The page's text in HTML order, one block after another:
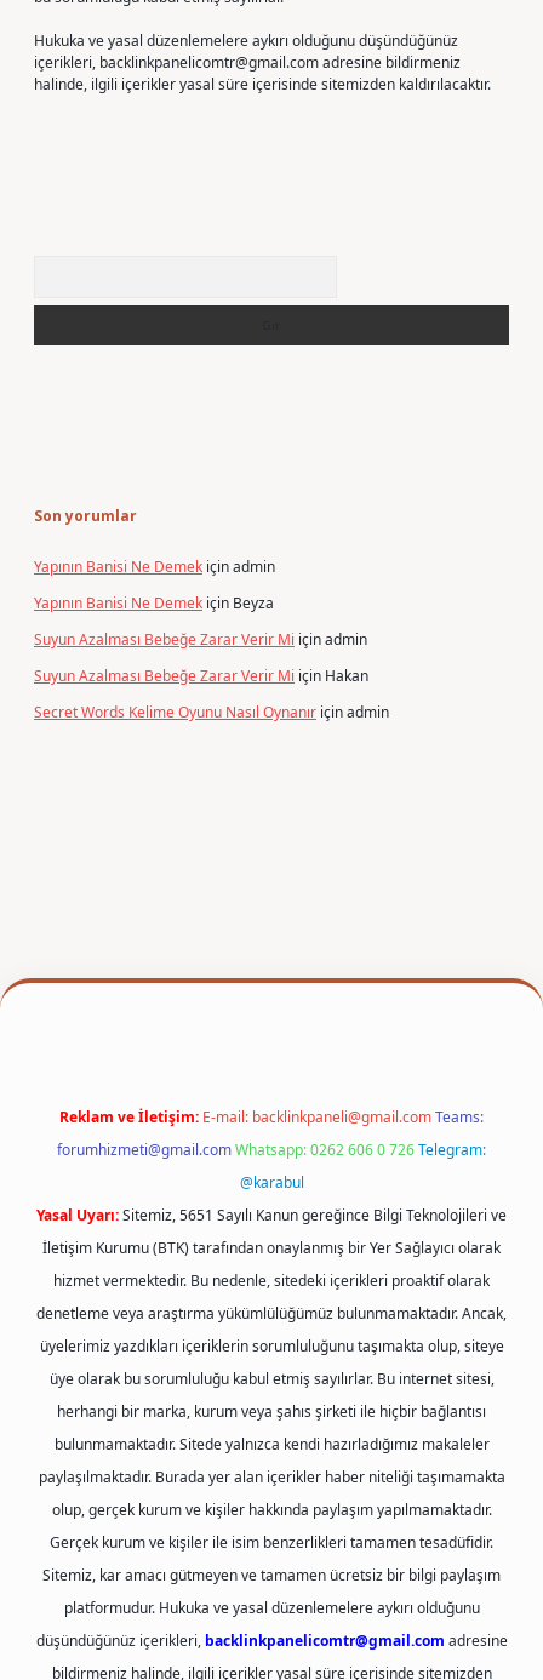
Hukuka ve yasal düzenlemelere aykırı olduğunu düşündüğünüz
içerikleri, backlinkpanelicomtr@gmail.comadresine bildirmeniz
halinde, ilgili içerikler yasal süre içerisinde sitemizden kaldırılacaktır.
Son yorumlar
Yapının Banisi Ne Demek içinadmin
Yapının Banisi Ne Demek için Beyza
Suyun Azalması Bebeğe Zarar Verir Mi içinadmin
Suyun Azalması Bebeğe Zarar Verir Mi için Hakan
Secret Words Kelime Oyunu Nasıl Oynanır içinadmin
Reklam ve İletişim: E-mail: backlinkpaneli@gmail.comTeams:
forumhizmeti@gmail.comWhatsapp: 0262 606 0 726Telegram:
@karabul
Yasal Uyarı:Sitemiz, 5651 Sayılı Kanun gereğince Bilgi Teknolojileri ve
İletişim Kurumu (BTK) tarafından onaylanmış bir Yer Sağlayıcı olarak
hizmet vermektedir. Bu nedenle, sitedeki içerikleri proaktif olarak
denetleme veya araştırma yükümlülüğümüz bulunmamaktadır. Ancak,
üyelerimiz yazdıkları içeriklerin sorumluluğunu taşımakta olup, siteye
üye olarak bu sorumluluğu kabul etmiş sayılırlar. Bu internet sitesi,
herhangi bir marka, kurum veya şahıs şirketi ile hiçbir bağlantısı
bulunmamaktadır. Sitede yalnızca kendi hazırladığımız makaleler
paylaşılmaktadır. Burada yer alan içerikler haber niteliği taşımamakta
olup, gerçek kurum ve kişiler hakkında paylaşım yapılmamaktadır.
Gerçek kurum ve kişiler ile isim benzerlikleri tamamen tesadüfidir.
Sitemiz, kar amacı gütmeyen ve tamamen ücretsiz bir bilgi paylaşım
platformudur. Hukuka ve yasal düzenlemelere aykırı olduğunu
düşündüğünüz içerikleri, backlinkpanelicomtr@gmail.com adresine
bildirmeniz halinde, ilgili içerikler yasal süre içerisinde sitemizden